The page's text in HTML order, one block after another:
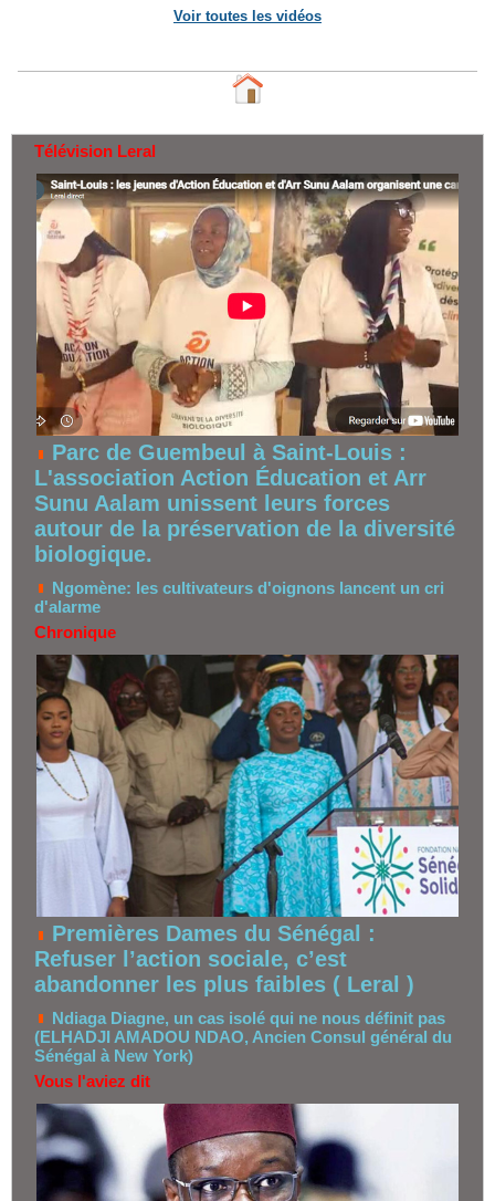
Voir toutes les vidéos
Télévision Leral
Parc de Guembeul à Saint-Louis :
L'association Action Éducation et Arr
Sunu Aalam unissent leurs forces
autour de la préservation de la diversité
biologique.
Ngomène: les cultivateurs d'oignons lancent un cri
d'alarme
Chronique
Premières Dames du Sénégal :
Refuser l’action sociale, c’est
abandonner les plus faibles ( Leral )
Ndiaga Diagne, un cas isolé qui ne nous définit pas
(ELHADJI AMADOU NDAO, Ancien Consul général du
Sénégal à New York)
Vous l'aviez dit